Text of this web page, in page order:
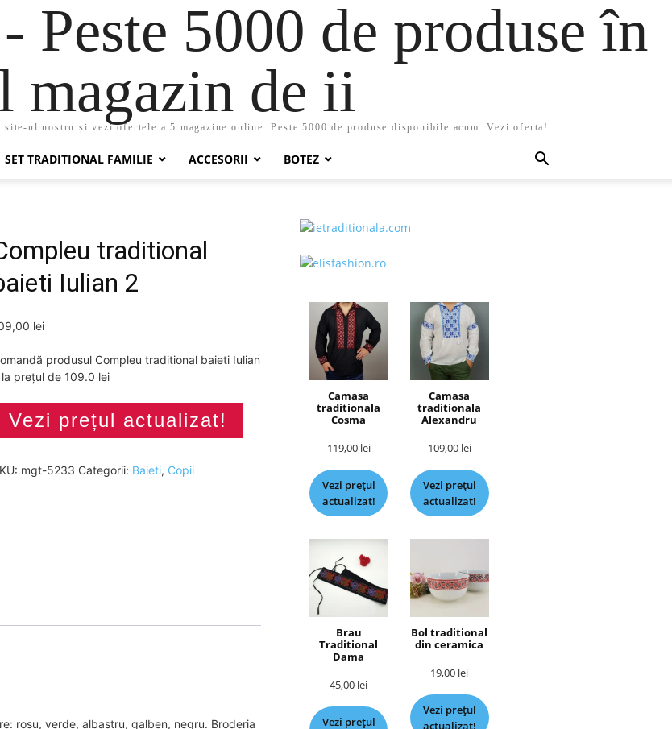
Peste 5000 de produse în
magazin de ii
ul nostru și vezi ofertele a 5 magazine online. Peste 5000 de produse disponibile acum. Vezi oferta!
SET TRADITIONAL FAMILIE ACCESORII BOTEZ
traditional
Iulian 2
lei
produsul Compleu traditional baieti Iulian
la prețul de 109.0 lei
Vezi prețul actualizat!
mgt-5233 Categorii: Baieti, Copii
rosu, verde, albastru, galben, negru. Broderia
Camasa
traditionala
Cosma
119,00 lei
Vezi prețul
actualizat!
Camasa
traditionala
Alexandru
109,00 lei
Vezi prețul
actualizat!
Brau
Traditional
Dama
45,00 lei
Vezi prețul
Bol traditional
din ceramica
19,00 lei
Vezi prețul
actualizat!